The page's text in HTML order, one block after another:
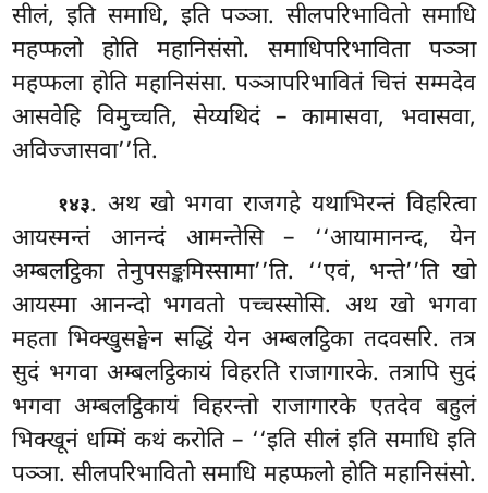
सीलं, इति समाधि, इति पञ्ञा. सीलपरिभावितो समाधि
महप्फलो होति महानिसंसो. समाधिपरिभाविता पञ्ञा
महप्फला होति महानिसंसा. पञ्ञापरिभावितं चित्तं सम्मदेव
आसवेहि विमुच्चति, सेय्यथिदं – कामासवा, भवासवा,
अविज्जासवा’’ति.
१४३. अथ खो भगवा राजगहे यथाभिरन्तं विहरित्वा
आयस्मन्तं आनन्दं आमन्तेसि – ‘‘आयामानन्द, येन
अम्बलट्ठिका तेनुपसङ्कमिस्सामा’’ति. ‘‘एवं, भन्ते’’ति खो
आयस्मा आनन्दो भगवतो पच्चस्सोसि. अथ खो भगवा
महता भिक्खुसङ्घेन सद्धिं येन अम्बलट्ठिका तदवसरि. तत्र
सुदं भगवा अम्बलट्ठिकायं विहरति राजागारके. तत्रापि सुदं
भगवा अम्बलट्ठिकायं विहरन्तो राजागारके एतदेव बहुलं
भिक्खूनं धम्मिं कथं करोति – ‘‘इति सीलं इति समाधि इति
पञ्ञा. सीलपरिभावितो समाधि महप्फलो होति महानिसंसो.